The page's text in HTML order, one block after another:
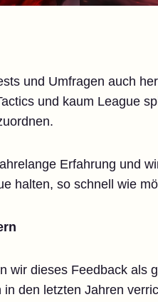
und Umfragen auch
und kaum League
Erfahrung und
halten, so schnell wie
wir dieses Feedback als
in den letzten Jahren